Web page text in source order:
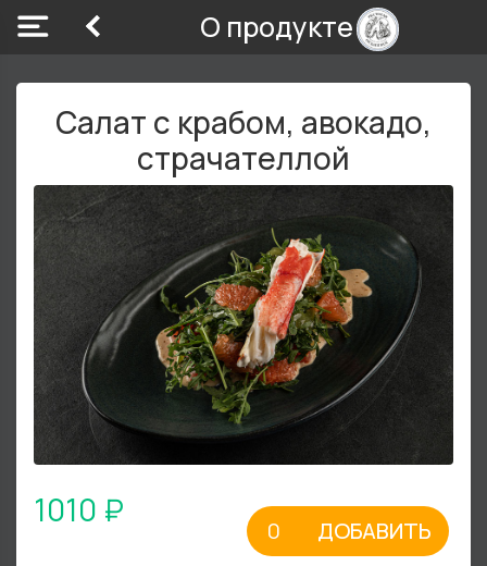
О продукте
Салат с крабом, авокадо,
страчателлой
1010 ₽
ДОБАВИТЬ